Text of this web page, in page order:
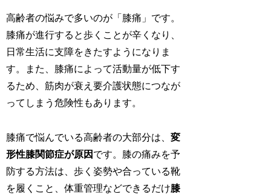
高齢者の悩みで多いのが「膝痛」です。
膝痛が進行すると歩くことが辛くなり、
日常生活に支障をきたすようになりま
す。また、膝痛によって活動量が低下す
るため、筋肉が衰え要介護状態につなが
ってしまう危険性もあります。
膝痛で悩んでいる高齢者の大部分は、変
形性膝関節症が原因 です。膝の痛みを予
防する方法は、歩く姿勢や合っている靴
を履くこと、体重管理などできるだけ膝